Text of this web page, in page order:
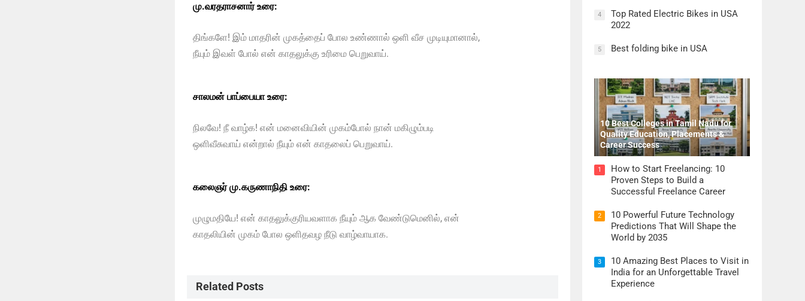
மு.வரதராசனார் உரை:
திங்களே! இம் மாதரின் முகத்தைப் போல உண்ணால் ஒளி வீச முடியுமானால்,
நீயும் இவள் போல் என் காதலுக்கு உரிமை பெறுவாய்.
சாலமன் பாப்பையா உரை:
நிலவே! நீ வாழ்க! என் மனைவியின் முகம்போல் நான் மகிழும்படி
ஒளிவீசுவாய் என்றால் நீயும் என் காதலைப் பெறுவாய்.
கலைஞர் மு.கருணாநிதி உரை:
முழுமதியே! என் காதலுக்குரியவளாக நீயும் ஆக வேண்டுமெனில், என்
காதலியின் முகம் போல ஒளிதவழ நீடு வாழ்வாயாக.
Related Posts
4
Top Rated Electric Bikes in USA
2022
5 Best folding bike in USA
10 Best Colleges in Tamil Nadu for
Quality Education, Placements &
Career Success
1
How to Start Freelancing: 10
Proven Steps to Build a
Successful Freelance Career
2
10 Powerful Future Technology
Predictions That Will Shape the
World by 2035
3
10 Amazing Best Places to Visit in
India for an Unforgettable Travel
Experience